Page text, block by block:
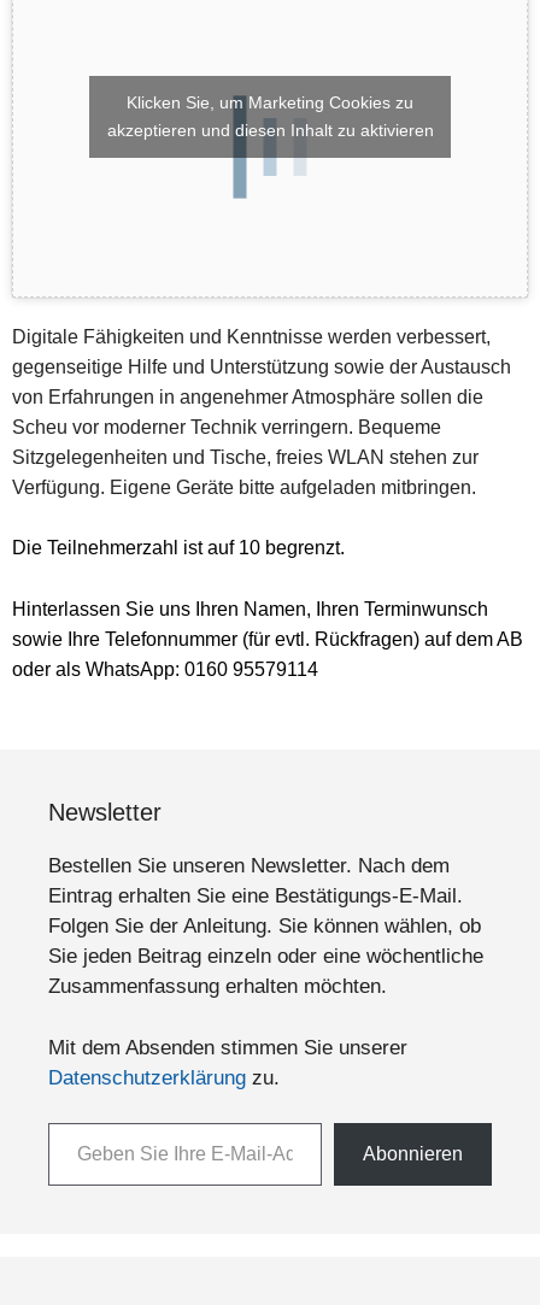
Klicken Sie, um Marketing Cookies zu
akzeptieren und diesen Inhalt zu aktivieren
Digitale Fähigkeiten und Kenntnisse werden verbessert,
gegenseitige Hilfe und Unterstützung sowie der Austausch
von Erfahrungen in angenehmer Atmosphäre sollen die
Scheu vor moderner Technik verringern. Bequeme
Sitzgelegenheiten und Tische, freies WLAN stehen zur
Verfügung. Eigene Geräte bitte aufgeladen mitbringen.
Die Teilnehmerzahl ist auf 10 begrenzt.
Hinterlassen Sie uns Ihren Namen, Ihren Terminwunsch
sowie Ihre Telefonnummer (für evtl. Rückfragen) auf dem AB
oder als WhatsApp: 0160 95579114
Newsletter
Bestellen Sie unseren Newsletter. Nach dem
Eintrag erhalten Sie eine Bestätigungs-E-Mail.
Folgen Sie der Anleitung. Sie können wählen, ob
Sie jeden Beitrag einzeln oder eine wöchentliche
Zusammenfassung erhalten möchten.
Mit dem Absenden stimmen Sie unserer
Datenschutzerklärung zu.
Geben Sie Ihre E-Mail-Adresse ein ...
Abonnieren